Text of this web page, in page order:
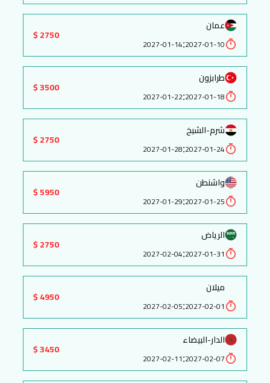
عمان
2027-01-10
:
2027-01-14
2750 $
طرابزون
2027-01-18
:
2027-01-22
3500 $
شرم-الشيخ
2027-01-24
:
2027-01-28
2750 $
واشنطن
2027-01-25
:
2027-01-29
5950 $
الرياض
2027-01-31
:
2027-02-04
2750 $
ميلان
2027-02-01
:
2027-02-05
4950 $
الدار-البيضاء
2027-02-07
:
2027-02-11
3450 $